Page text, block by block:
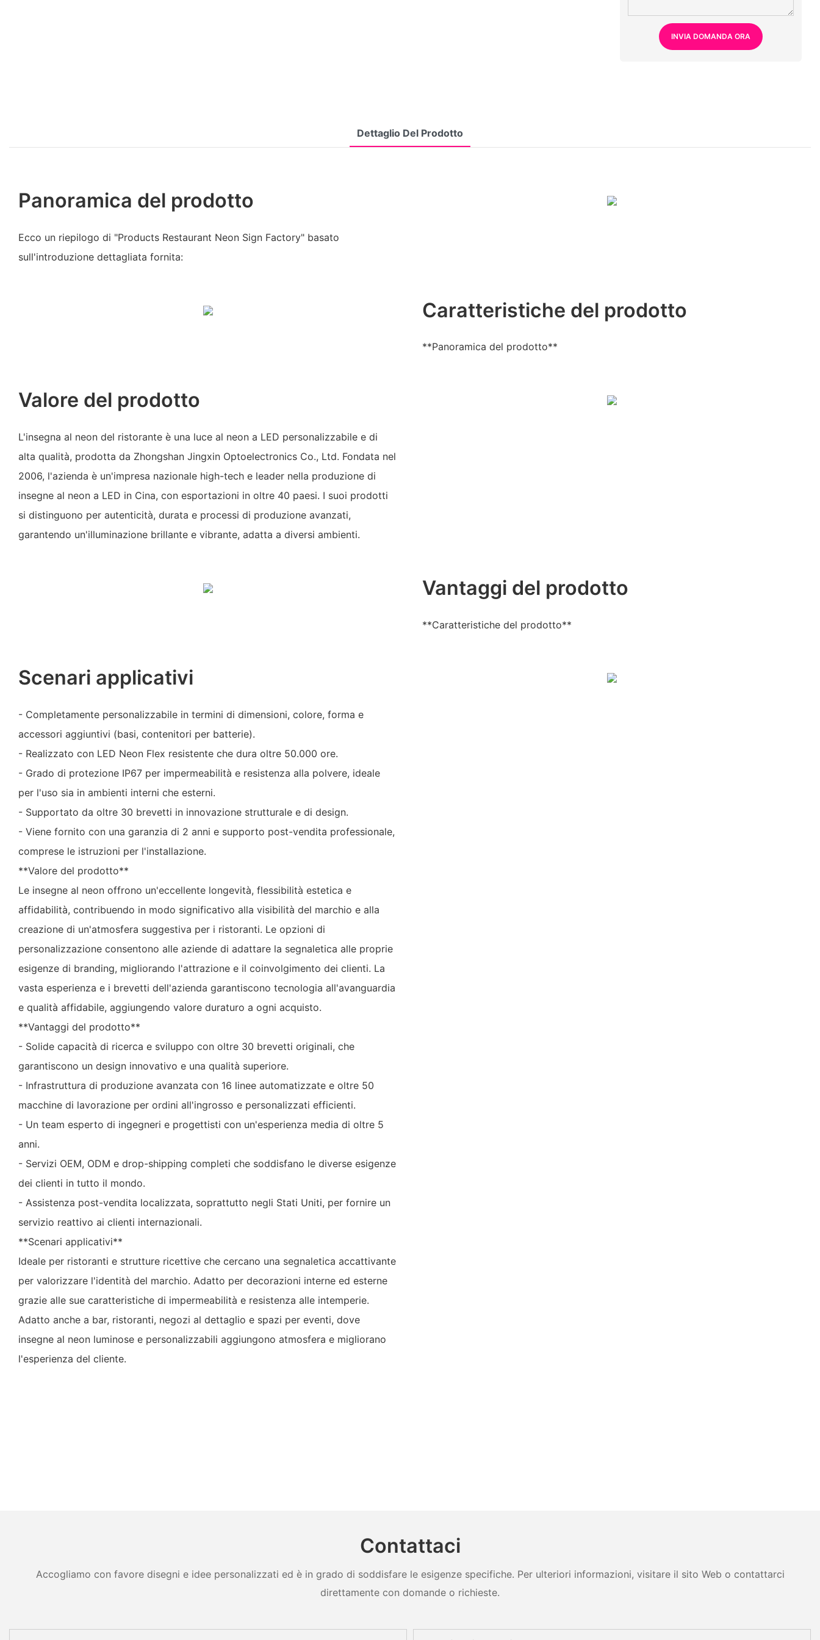
INVIA DOMANDA ORA
Dettaglio Del Prodotto
Panoramica del prodotto
Ecco un riepilogo di "Products Restaurant Neon Sign Factory" basato
sull'introduzione dettagliata fornita:
Caratteristiche del prodotto
**Panoramica del prodotto**
Valore del prodotto
L'insegna al neon del ristorante è una luce al neon a LED personalizzabile e di
alta qualità, prodotta da Zhongshan Jingxin Optoelectronics Co., Ltd. Fondata nel
2006, l'azienda è un'impresa nazionale high-tech e leader nella produzione di
insegne al neon a LED in Cina, con esportazioni in oltre 40 paesi. I suoi prodotti
si distinguono per autenticità, durata e processi di produzione avanzati,
garantendo un'illuminazione brillante e vibrante, adatta a diversi ambienti.
Vantaggi del prodotto
**Caratteristiche del prodotto**
Scenari applicativi
- Completamente personalizzabile in termini di dimensioni, colore, forma e
accessori aggiuntivi (basi, contenitori per batterie).
- Realizzato con LED Neon Flex resistente che dura oltre 50.000 ore.
- Grado di protezione IP67 per impermeabilità e resistenza alla polvere, ideale
per l'uso sia in ambienti interni che esterni.
- Supportato da oltre 30 brevetti in innovazione strutturale e di design.
- Viene fornito con una garanzia di 2 anni e supporto post-vendita professionale,
comprese le istruzioni per l'installazione.
**Valore del prodotto**
Le insegne al neon offrono un'eccellente longevità, flessibilità estetica e
affidabilità, contribuendo in modo significativo alla visibilità del marchio e alla
creazione di un'atmosfera suggestiva per i ristoranti. Le opzioni di
personalizzazione consentono alle aziende di adattare la segnaletica alle proprie
esigenze di branding, migliorando l'attrazione e il coinvolgimento dei clienti. La
vasta esperienza e i brevetti dell'azienda garantiscono tecnologia all'avanguardia
e qualità affidabile, aggiungendo valore duraturo a ogni acquisto.
**Vantaggi del prodotto**
- Solide capacità di ricerca e sviluppo con oltre 30 brevetti originali, che
garantiscono un design innovativo e una qualità superiore.
- Infrastruttura di produzione avanzata con 16 linee automatizzate e oltre 50
macchine di lavorazione per ordini all'ingrosso e personalizzati efficienti.
- Un team esperto di ingegneri e progettisti con un'esperienza media di oltre 5
anni.
- Servizi OEM, ODM e drop-shipping completi che soddisfano le diverse esigenze
dei clienti in tutto il mondo.
- Assistenza post-vendita localizzata, soprattutto negli Stati Uniti, per fornire un
servizio reattivo ai clienti internazionali.
**Scenari applicativi**
Ideale per ristoranti e strutture ricettive che cercano una segnaletica accattivante
per valorizzare l'identità del marchio. Adatto per decorazioni interne ed esterne
grazie alle sue caratteristiche di impermeabilità e resistenza alle intemperie.
Adatto anche a bar, ristoranti, negozi al dettaglio e spazi per eventi, dove
insegne al neon luminose e personalizzabili aggiungono atmosfera e migliorano
l'esperienza del cliente.
Contattaci
Accogliamo con favore disegni e idee personalizzati ed è in grado di soddisfare le esigenze specifiche. Per ulteriori informazioni, visitare il sito Web o contattarci
direttamente con domande o richieste.